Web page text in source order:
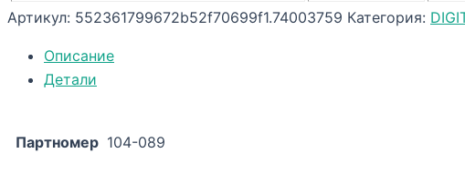
Артикул: 552361799672b52f70699f1.74003759 Категория:
Описание
Детали
Партномер 104-089